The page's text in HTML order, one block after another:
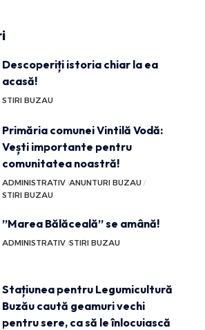
Descoperiți istoria chiar la ea
acasă!
STIRI BUZAU
Primăria comunei Vintilă Vodă:
Vești importante pentru
comunitatea noastră!
ADMINISTRATIV ANUNTURI BUZAU
STIRI BUZAU
”Marea Bălăceală” se amână!
ADMINISTRATIV STIRI BUZAU
Stațiunea pentru Legumicultură
Buzău caută geamuri vechi
pentru sere, ca să le înlocuiască